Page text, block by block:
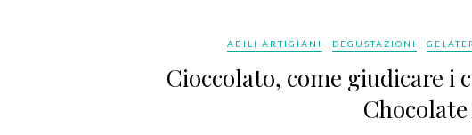
ABILI ARTIGIANI DEGUSTAZIONI
Cioccolato, come giudicare